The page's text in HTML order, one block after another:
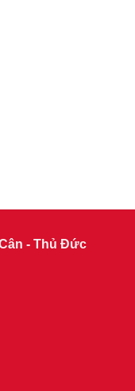
- Thủ Đức